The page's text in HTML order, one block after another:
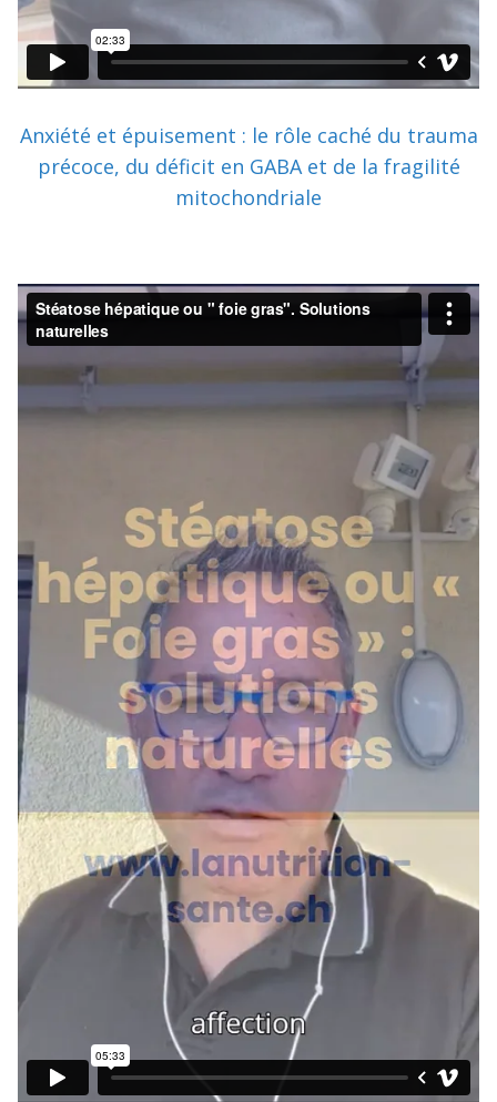
Anxiété et épuisement : le rôle caché du trauma
précoce, du déficit en GABA et de la fragilité
mitochondriale